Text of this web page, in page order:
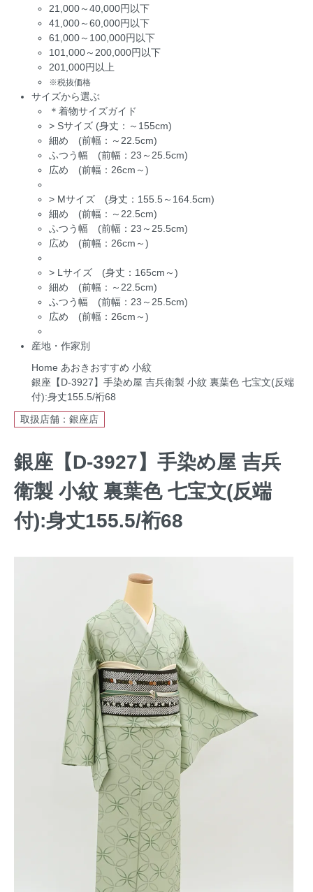
21,000～40,000円以下
41,000～60,000円以下
61,000～100,000円以下
101,000～200,000円以下
201,000円以上
※税抜価格
サイズから選ぶ
＊着物サイズガイド
> Sサイズ (身丈：～155cm)
細め (前幅：～22.5cm)
ふつう幅 (前幅：23～25.5cm)
広め (前幅：26cm～)
> Mサイズ (身丈：155.5～164.5cm)
細め (前幅：～22.5cm)
ふつう幅 (前幅：23～25.5cm)
広め (前幅：26cm～)
> Lサイズ (身丈：165cm～)
細め (前幅：～22.5cm)
ふつう幅 (前幅：23～25.5cm)
広め (前幅：26cm～)
産地・作家別
Home あおきおすすめ 小紋
銀座【D-3927】手染め屋 吉兵衛製 小紋 裏葉色 七宝文(反端
付):身丈155.5/裄68
取扱店舗：銀座店
銀座【D-3927】手染め屋 吉兵
衛製 小紋 裏葉色 七宝文(反端
付):身丈155.5/裄68